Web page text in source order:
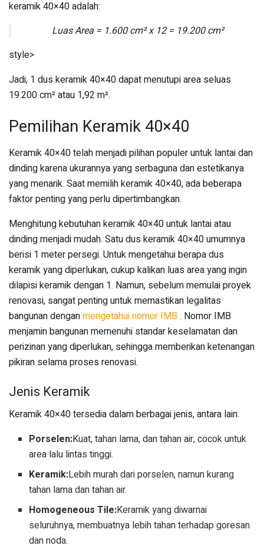
keramik 40×40 adalah:
Luas Area = 1.600 cm² x 12 = 19.200 cm²
style>
Jadi, 1 dus keramik 40×40 dapat menutupi area seluas
19.200 cm² atau 1,92 m².
Pemilihan Keramik 40×40
Keramik 40×40 telah menjadi pilihan populer untuk lantai dan
dinding karena ukurannya yang serbaguna dan estetikanya
yang menarik. Saat memilih keramik 40×40, ada beberapa
faktor penting yang perlu dipertimbangkan.
Menghitung kebutuhan keramik 40×40 untuk lantai atau
dinding menjadi mudah. Satu dus keramik 40×40 umumnya
berisi 1 meter persegi. Untuk mengetahui berapa dus
keramik yang diperlukan, cukup kalikan luas area yang ingin
dilapisi keramik dengan 1. Namun, sebelum memulai proyek
renovasi, sangat penting untuk memastikan legalitas
bangunan denganmengetahui nomor IMB. Nomor IMB
menjamin bangunan memenuhi standar keselamatan dan
perizinan yang diperlukan, sehingga memberikan ketenangan
pikiran selama proses renovasi.
Jenis Keramik
Keramik 40×40 tersedia dalam berbagai jenis, antara lain:
Porselen:Kuat, tahan lama, dan tahan air, cocok untuk
area lalu lintas tinggi.
Keramik:Lebih murah dari porselen, namun kurang
tahan lama dan tahan air.
Homogeneous Tile:Keramik yang diwarnai
seluruhnya, membuatnya lebih tahan terhadap goresan
dan noda.